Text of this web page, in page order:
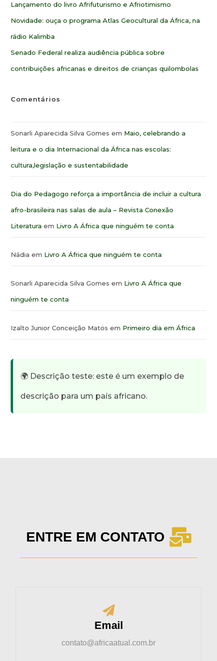
Lançamento do livro Afrifuturismo e Afriotimismo
Novidade: ouça o programa Atlas Geocultural da África, na
rádio Kalimba
Senado Federal realiza audiência pública sobre
contribuições africanas e direitos de crianças quilombolas
Comentários
Sonarli Aparecida Silva Gomes em Maio, celebrando a
leitura e o dia Internacional da África nas escolas:
cultura,legislação e sustentabilidade
Dia do Pedagogo reforça a importância de incluir a cultura
afro-brasileira nas salas de aula – Revista Conexão
Literatura em Livro A África que ninguém te conta
Nádia em Livro A África que ninguém te conta
Sonarli Aparecida Silva Gomes em Livro A África que
ninguém te conta
Izalto Junior Conceição Matos em Primeiro dia em África
🌍 Descrição teste: este é um exemplo de
descrição para um país africano.
ENTRE EM CONTATO
Email
contato@africaatual.com.br